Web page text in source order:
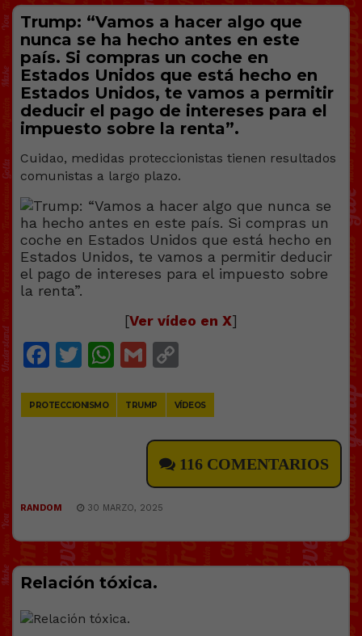
Trump: “Vamos a hacer algo que
nunca se ha hecho antes en este
país. Si compras un coche en
Estados Unidos que está hecho en
Estados Unidos, te vamos a permitir
deducir el pago de intereses para el
impuesto sobre la renta”.
Cuidao, medidas proteccionistas tienen resultados
comunistas a largo plazo.
[Ver vídeo en X]
Facebook
Twitter
WhatsApp
Gmail
PROTECCIONISMO TRUMP VÍDEOS
116 COMENTARIOS
RANDOM 30 MARZO, 2025
Relación tóxica.